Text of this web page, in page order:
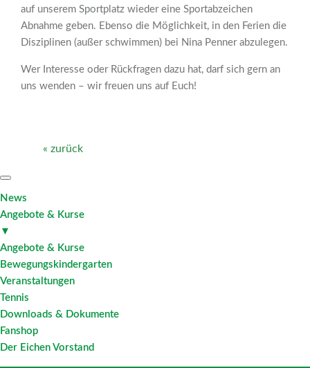
auf unserem Sportplatz wieder eine Sportabzeichen
Abnahme geben. Ebenso die Möglichkeit, in den Ferien die
Disziplinen (außer schwimmen) bei Nina Penner abzulegen.
Wer Interesse oder Rückfragen dazu hat, darf sich gern an
uns wenden – wir freuen uns auf Euch!
« zurück
News
Angebote & Kurse
▼
Angebote & Kurse
Bewegungskindergarten
Veranstaltungen
Tennis
Downloads & Dokumente
Fanshop
Der Eichen Vorstand